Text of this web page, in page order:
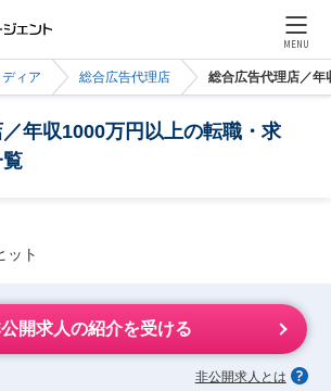
MENU
ィア 総合広告代理店 総合広告代理店／年
年収1000万円以上の転職・求
ット
開求人の紹介を受ける
非公開求人とは